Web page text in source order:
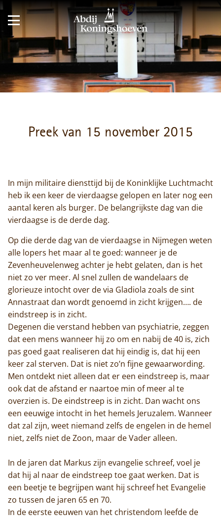
Preek van 15 november 2015
In mijn militaire diensttijd bij de Koninklijke Luchtmacht
heb ik een keer de vierdaagse gelopen en later nog een
aantal keren als burger. De belangrijkste dag van die
vierdaagse is de derde dag.
Op die derde dag van de vierdaagse in Nijmegen weten
alle lopers het maar al te goed: wanneer je de
Zevenheuvelenweg achter je hebt gelaten, dan is het
niet zo ver meer. Al snel zullen de wandelaars de
glorieuze intocht over de via Gladiola zoals de sint
Annastraat dan wordt genoemd in zicht krijgen…. de
eindstreep is in zicht.
Degenen die verstand hebben van psychiatrie, zeggen
dat een mens wanneer hij zo om en nabij de 40 is, zich
pas goed gaat realiseren dat hij eindig is, dat hij een
keer zal sterven. Dat is niet zo’n fijne gewaarwording.
Men ontdekt niet alleen dat er een eindstreep is, maar
ook dat de afstand er naartoe min of meer al te
overzien is. De eindstreep is in zicht. Dan wacht ons
een eeuwige intocht in het hemels Jeruzalem. Wanneer
dat zal zijn, weet niemand zelfs de engelen in de hemel
niet, zelfs niet de Zoon, maar de Vader alleen.
In de jaren dat Markus zijn evangelie schreef, voel je
dat hij al naar de eindstreep toe gaat werken. Dat is
een beetje te begrijpen want hij schreef het Evangelie
zo tussen de jaren 65 en 70.
In de eerste eeuwen van het christendom leefde de